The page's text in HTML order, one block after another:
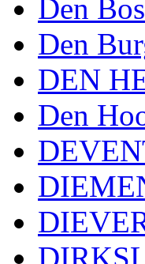
Den
Den
DEN
Den